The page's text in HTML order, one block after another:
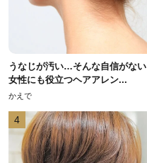
うなじが汚い…そんな自信がない
女性にも役立つヘアアレン...
かえで
4